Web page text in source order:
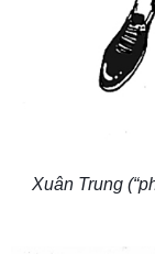
Xuân Trung